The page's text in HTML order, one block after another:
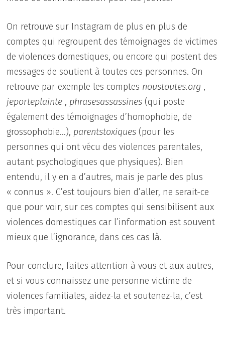
On retrouve sur Instagram de plus en plus de
comptes qui regroupent des témoignages de victimes
de violences domestiques, ou encore qui postent des
messages de soutient à toutes ces personnes. On
retrouve par exemple les comptes noustoutes.org ,
jeporteplainte , phrasesassassines (qui poste
également des témoignages d’homophobie, de
grossophobie…), parentstoxiques (pour les
personnes qui ont vécu des violences parentales,
autant psychologiques que physiques). Bien
entendu, il y en a d’autres, mais je parle des plus
« connus ». C’est toujours bien d’aller, ne serait-ce
que pour voir, sur ces comptes qui sensibilisent aux
violences domestiques car l’information est souvent
mieux que l’ignorance, dans ces cas là.
Pour conclure, faites attention à vous et aux autres,
et si vous connaissez une personne victime de
violences familiales, aidez-la et soutenez-la, c’est
très important.